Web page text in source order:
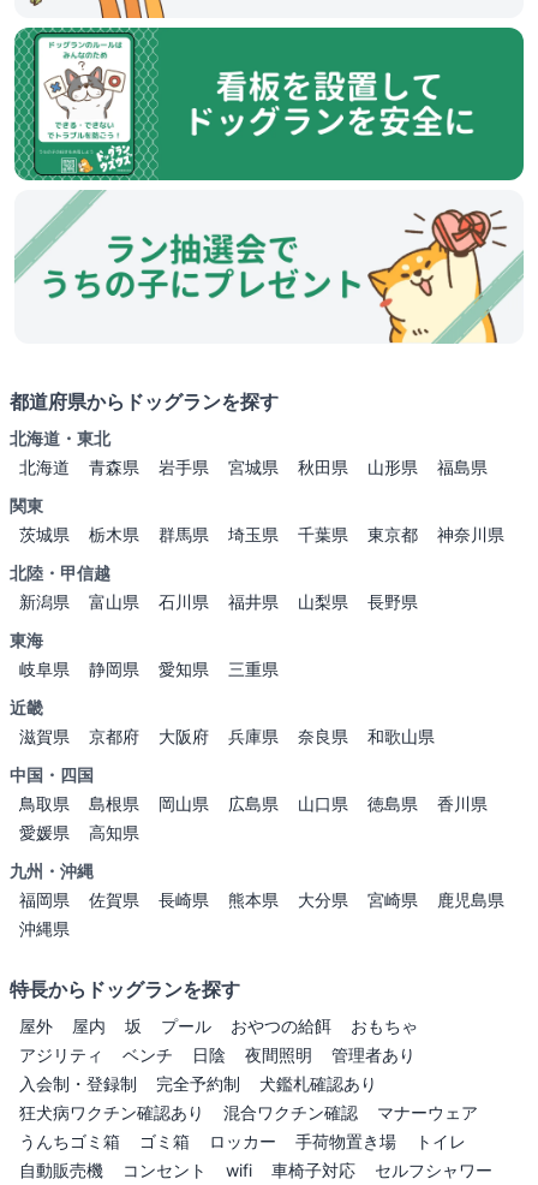
都道府県からドッグランを探す
北海道・東北
北海道
青森県 岩手県 宮城県 秋田県 山形県
福島県
関東
茨城県
栃木県 群馬県 埼玉県 千葉県 東京都
神奈川県
北陸・甲信越
新潟県
富山県 石川県 福井県 山梨県
長野県
東海
岐阜県
静岡県 愛知県
三重県
近畿
滋賀県
京都府 大阪府 兵庫県 奈良県
和歌山県
中国・四国
鳥取県
島根県 岡山県 広島県 山口県 徳島県
香川県
愛媛県
高知県
九州・沖縄
福岡県
佐賀県 長崎県 熊本県 大分県 宮崎県
鹿児島県
沖縄県
特長からドッグランを探す
屋外 屋内 坂 プール おやつの給餌
おもちゃ
アジリティ
ベンチ 日陰 夜間照明
管理者あり
入会制・登録制
完全予約制
犬鑑札確認あり
狂犬病ワクチン確認あり
混合ワクチン確認
マナーウェア
うんちゴミ箱
ゴミ箱 ロッカー 手荷物置き場
トイレ
自動販売機
コンセント wifi 車椅子対応
セルフシャワー